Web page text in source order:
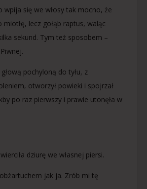
wpija się we włosy tak mocno, że
lecz gołąb raptus, waląc
sekund. Tym też sposobem –
pochyloną do tyłu, z
otworzył powieki i spojrzał
po raz pierwszy i prawie utonęła w
dziurę we własnej piersi.
jak ja. Zrób mi tę